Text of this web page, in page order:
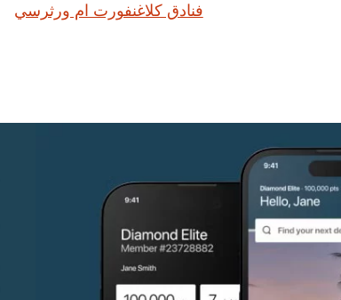
فنادق كلاغنفورت ام ورثرسي